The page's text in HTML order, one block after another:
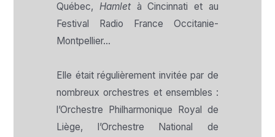
Québec,Hamlet à Cincinnati et au
Festival Radio France Occitanie-
Montpellier…
Elle était régulièrement invitée par de
nombreux orchestres et ensembles :
l’Orchestre Philharmonique Royal de
Liège, l’Orchestre National de